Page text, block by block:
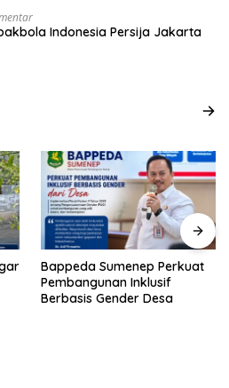
Indonesia Persija Jakarta
Bappeda Sumenep Perkuat
Pembangunan Inklusif
Berbasis Gender Desa